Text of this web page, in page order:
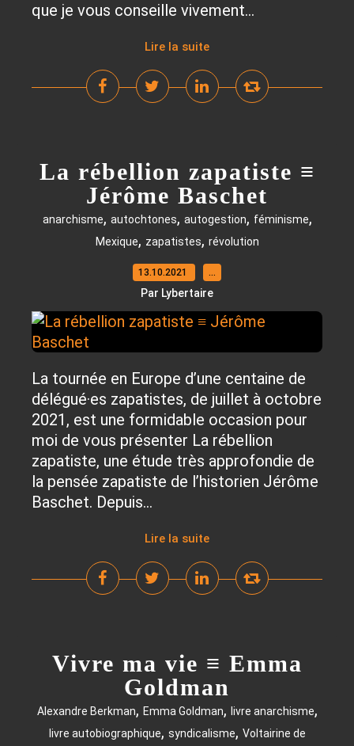
que je vous conseille vivement...
Lire la suite
La rébellion zapatiste ≡
Jérôme Baschet
anarchisme, autochtones, autogestion, féminisme,
Mexique, zapatistes, révolution
13.10.2021 …
Par Lybertaire
La tournée en Europe d’une centaine de
délégué·es zapatistes, de juillet à octobre
2021, est une formidable occasion pour
moi de vous présenter La rébellion
zapatiste, une étude très approfondie de
la pensée zapatiste de l’historien Jérôme
Baschet. Depuis...
Lire la suite
Vivre ma vie ≡ Emma
Goldman
Alexandre Berkman, Emma Goldman, livre anarchisme,
livre autobiographique, syndicalisme, Voltairine de